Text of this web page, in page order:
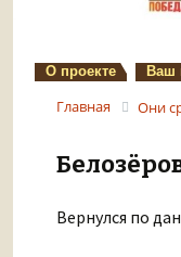
О проекте Ваш
Главная Они
Вернулся по